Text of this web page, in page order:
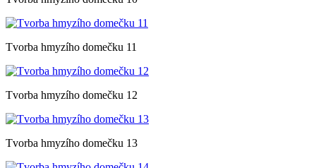
Tvorba hmyzího domečku 11
Tvorba hmyzího domečku 12
Tvorba hmyzího domečku 13